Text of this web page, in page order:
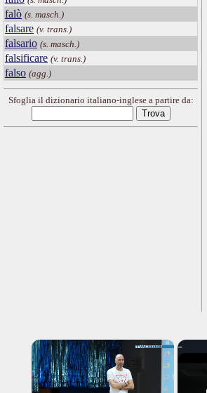
falò (s. masch.)
falsare (v. trans.)
falsario (s. masch.)
falsificare (v. trans.)
falso (agg.)
Sfoglia il dizionario italiano-inglese a partire da:
×